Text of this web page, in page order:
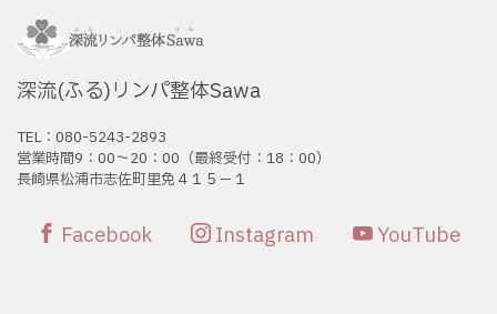
深流(ふる)リンパ整体Sawa
TEL：080-5243-2893
営業時間9：00〜20：00（最終受付：18：00）
長崎県松浦市志佐町里免４１５－１
Facebook Instagram YouTube